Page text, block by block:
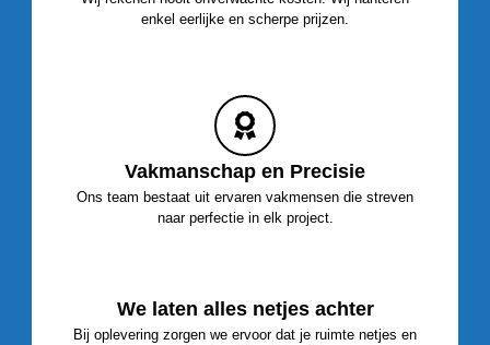
enkel eerlijke en scherpe prijzen.
Vakmanschap en Precisie
Ons team bestaat uit ervaren vakmensen die streven
naar perfectie in elk project.
We laten alles netjes achter
Bij oplevering zorgen we ervoor dat je ruimte netjes en